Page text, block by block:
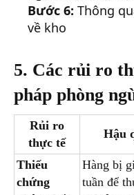
Bước 6: Thông
về kho
5. Các rủi ro
pháp phòng
Rủi ro
thực tế
Hậu
Thiếu
chứng
Hàng bị
tuần để